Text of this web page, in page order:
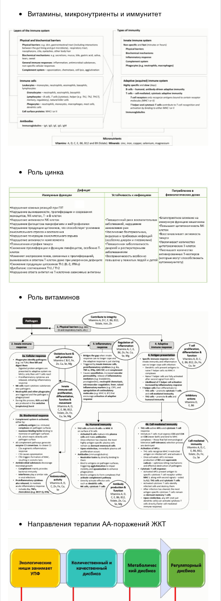
Витамины, микронутриенты и иммунитет
Роль цинка
Роль витаминов
Направления терапии АА-поражений ЖКТ